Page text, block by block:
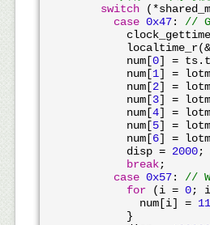
switch
case 0x47: // G
          num[
0] =
          num[
1] =
          num[
2] =
          num[
3] =
          num[
4] =
          num[
5] =
          num[
6] =
          disp =
2000;
break;
case 0x57: //
for (i = 0;
            num[i] =
11
          }